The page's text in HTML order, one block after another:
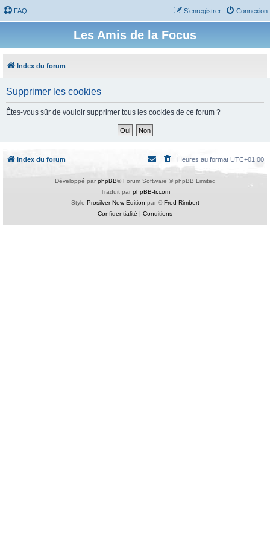
FAQ Connexion
S’enregistrer
Les Amis de la Focus
Index du forum
Supprimer les cookies
Êtes-vous sûr de vouloir supprimer tous les cookies de ce forum ?
Index du forum Heures au format UTC+01:00
Développé par phpBB® Forum Software © phpBB Limited
Traduit par phpBB-fr.com
Style Prosilver New Edition par ©Fred Rimbert
Confidentialité | Conditions